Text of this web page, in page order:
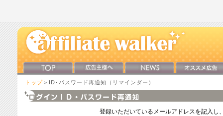
トップ ＞ID･パスワード再通知（リマインダー）
登録いただいているメールアドレスを記入し